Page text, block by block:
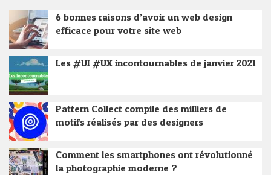
6 bonnes raisons d’avoir un web design
efficace pour votre site web
Les #UI #UX incontournables de janvier 2021
Pattern Collect compile des milliers de
motifs réalisés par des designers
Comment les smartphones ont révolutionné
la photographie moderne ?